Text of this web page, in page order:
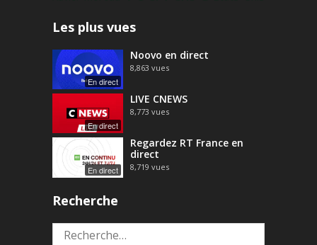
Les plus vues
En direct
Noovo en direct
8,863 vues
En direct
LIVE CNEWS
8,773 vues
En direct
Regardez RT France en
direct
8,719 vues
Recherche
Rechercher :